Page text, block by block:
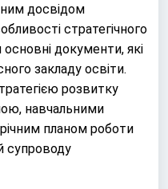
досвідом
стратегічного
документи, які
закладу освіти.
розвитку
навчальними
планом роботи
супроводу